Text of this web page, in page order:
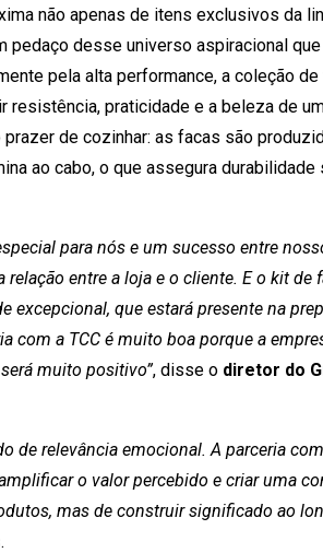
não apenas de itens exclusivos da
pedaço desse universo aspiracional
pela alta performance, a coleção
praticidade e a beleza de
de cozinhar: as facas são
ao cabo, o que assegura
para nós e um sucesso entre
entre a loja e o cliente. E o kit de
excepcional, que estará presente na
com a TCC é muito boa porque a
muito positivo”, disse o diretor do
de relevância emocional. A parceria
o valor percebido e criar uma
mas de construir significado ao
.